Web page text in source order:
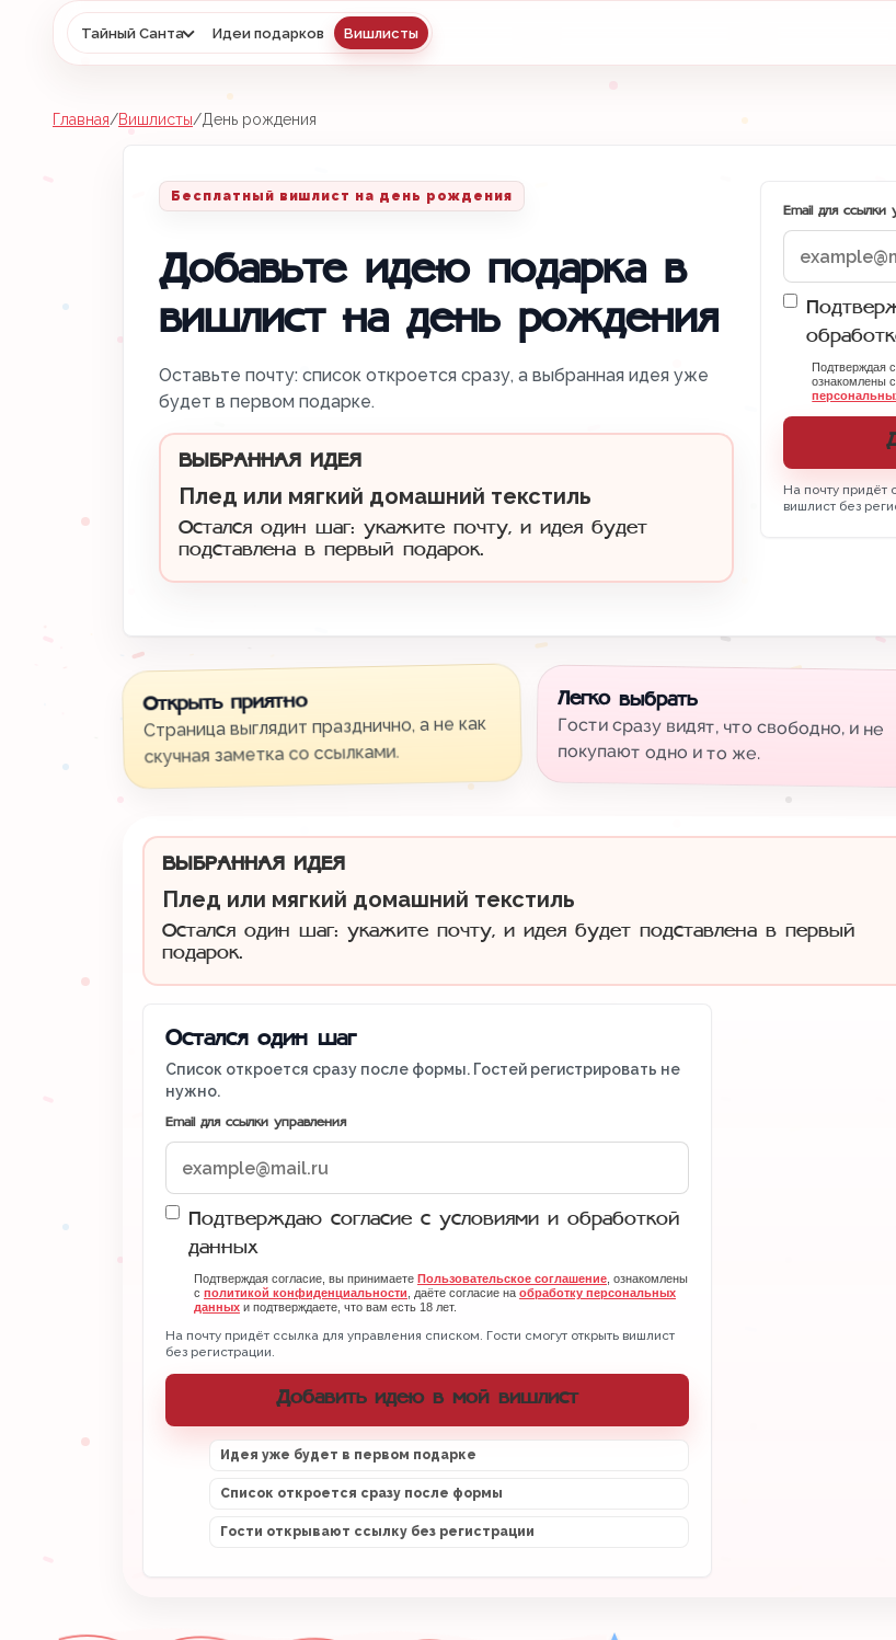
Тайный Санта Идеи подарков Вишлисты
Главная/Вишлисты/День рождения
Бесплатный вишлист на день рождения
Добавьте идею подарка в
вишлист на день рождения
Оставьте почту: список откроется сразу, а выбранная идея уже
будет в первом подарке.
ВЫБРАННАЯ ИДЕЯ
Плед или мягкий домашний текстиль
Остался один шаг: укажите почту, и идея будет
подставлена в первый подарок.
Email для ссылки
Подтверждая
ознакомлены
На почту придёт
вишлист без
Открыть приятно
Страница выглядит празднично, а не как
скучная заметка со ссылками.
Легко выбрать
Гости сразу видят, что свободно, и не
покупают одно и то же.
ВЫБРАННАЯ ИДЕЯ
Плед или мягкий домашний текстиль
Остался один шаг: укажите почту, и идея будет подставлена в первый
подарок.
Остался один шаг
Список откроется сразу после формы. Гостей регистрировать не
нужно.
Email для ссылки управления
Подтверждаю согласие с условиями и обработкой
данных
Подтверждая согласие, вы принимаете Пользовательское соглашение , ознакомлены
с политикой конфиденциальности , даёте согласие на обработку персональных
данных и подтверждаете, что вам есть 18 лет.
На почту придёт ссылка для управления списком. Гости смогут открыть вишлист
без регистрации.
Добавить идею в мой вишлист
Идея уже будет в первом подарке
Список откроется сразу после формы
Гости открывают ссылку без регистрации